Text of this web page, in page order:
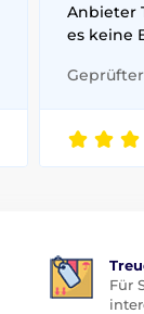
Anbieter
es keine
Geprüfter
Für